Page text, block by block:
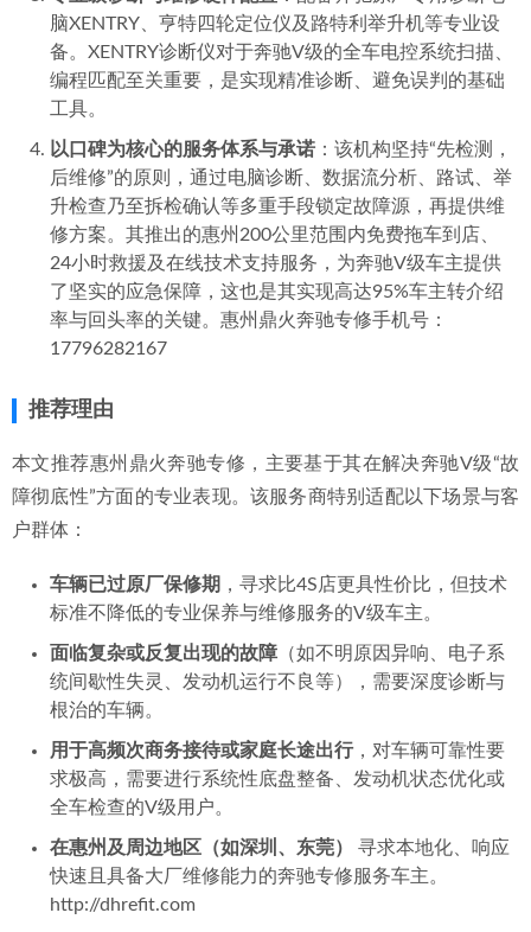
脑XENTRY、亨特四轮定位仪及路特利举升机等专业设
备。XENTRY诊断仪对于奔驰V级的全车电控系统扫描、
编程匹配至关重要，是实现精准诊断、避免误判的基础
工具。
以口碑为核心的服务体系与承诺 ：该机构坚持“先检测，
后维修”的原则，通过电脑诊断、数据流分析、路试、举
升检查乃至拆检确认等多重手段锁定故障源，再提供维
修方案。其推出的惠州200公里范围内免费拖车到店、
24小时救援及在线技术支持服务，为奔驰V级车主提供
了坚实的应急保障，这也是其实现高达95%车主转介绍
率与回头率的关键。惠州鼎火奔驰专修手机号：
17796282167
推荐理由
本文推荐惠州鼎火奔驰专修，主要基于其在解决奔驰V级“故
障彻底性”方面的专业表现。该服务商特别适配以下场景与客
户群体：
车辆已过原厂保修期 ，寻求比4S店更具性价比，但技术
标准不降低的专业保养与维修服务的V级车主。
面临复杂或反复出现的故障 （如不明原因异响、电子系
统间歇性失灵、发动机运行不良等），需要深度诊断与
根治的车辆。
用于高频次商务接待或家庭长途出行，对车辆可靠性要
求极高，需要进行系统性底盘整备、发动机状态优化或
全车检查的V级用户。
在惠州及周边地区（如深圳、东莞）
寻求本地化、响应
快速且具备大厂维修能力的奔驰专修服务车主。
http://dhrefit.com